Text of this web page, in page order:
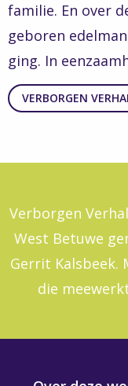
familie. En over
geboren
ging. In
VERBORGEN
Verborgen
West Betuwe
Gerrit Kalsbeek.
die